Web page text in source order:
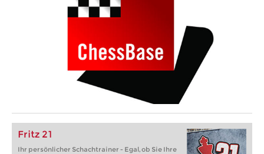
Fritz 21
Ihr persönlicher Schachtrainer - Egal, ob Sie Ihre